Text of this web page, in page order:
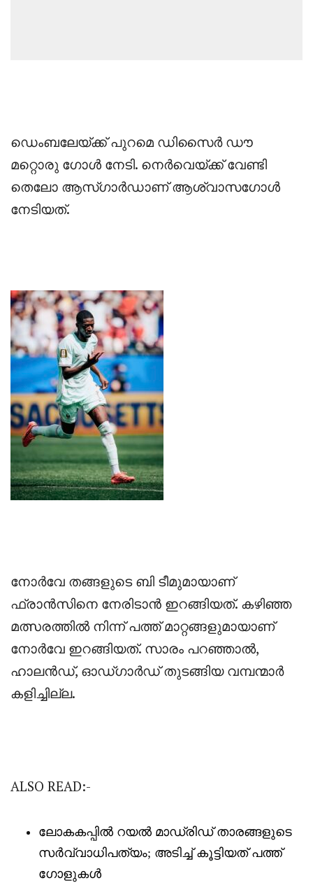
‎ഡെംബലേയ്ക്ക് പുറമെ ഡിസൈര്‍ ഡൗ
മറ്റൊരു ഗോള്‍ നേടി. നെര്‍വെയ്ക്ക് വേണ്ടി
തെലോ ആസ്ഗാര്‍ഡാണ് ആശ്വാസഗോള്‍
നേടിയത്.
‎നോർവേ തങ്ങളുടെ ബി ടീമുമായാണ്
ഫ്രാൻസിനെ നേരിടാൻ ഇറങ്ങിയത്. കഴിഞ്ഞ
മത്സരത്തിൽ നിന്ന് പത്ത് മാറ്റങ്ങളുമായാണ്
നോർവേ ഇറങ്ങിയത്. സാരം പറഞ്ഞാൽ,
ഹാലൻഡ്, ഓഡ്ഗാർഡ് തുടങ്ങിയ വമ്പന്മാർ
കളിച്ചില്ല.
ALSO READ:-
ലോകകപ്പിൽ റയൽ മാഡ്രിഡ്‌ താരങ്ങളുടെ
സർവ്വാധിപത്യം; അടിച്ച് കൂട്ടിയത് പത്ത്
ഗോളുകൾ